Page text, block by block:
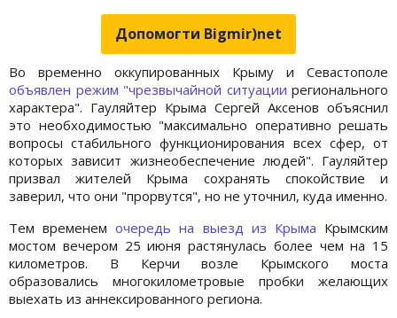
Допомогти Bigmir)net
Во временно оккупированных Крыму и Севастополе
объявлен режим "чрезвычайной ситуации регионального
характера". Гауляйтер Крыма Сергей Аксенов объяснил
это необходимостью "максимально оперативно решать
вопросы стабильного функционирования всех сфер, от
которых зависит жизнеобеспечение людей". Гауляйтер
призвал жителей Крыма сохранять спокойствие и
заверил, что они "прорвутся", но не уточнил, куда именно.
Тем временемочередь на выезд из Крыма Крымским
мостом вечером 25 июня растянулась более чем на 15
километров. В Керчи возле Крымского моста
образовались многокилометровые пробки желающих
выехать из аннексированного региона.